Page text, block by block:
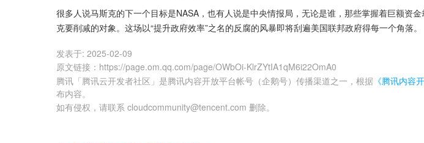
很多人说马斯克的下一个目标是NASA，也有人说是中央情报局，无论是谁，那些掌握着巨额资
克要削减的对象。这场以“提升政府效率”之名的反腐的风暴即将刮遍美国联邦政府得每一个角落。
发表于: 2025-02-09
原文链接 ： https://page.om.qq.com/page/OWbOi-KlrZYtIA1qM6i22OmA0
腾讯「腾讯云开发者社区」是腾讯内容开放平台帐号（企鹅号）传播渠道之一，根据 《腾讯内容
布内容。
如有侵权，请联系 cloudcommunity@tencent.com 删除。